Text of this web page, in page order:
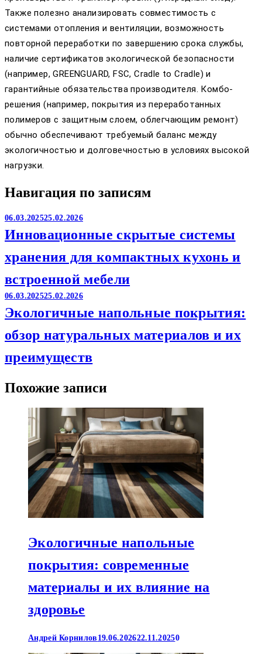
Также полезно анализировать совместимость с
системами отопления и вентиляции, возможность
повторной переработки по завершению срока службы,
наличие сертификатов экологической безопасности
(например, GREENGUARD, FSC, Cradle to Cradle) и
гарантийные обязательства производителя. Комбо-
решения (например, покрытия из переработанных
полимеров с защитным слоем, облегчающим ремонт)
обычно обеспечивают требуемый баланс между
экологичностью и долговечностью в условиях высокой
нагрузки.
Навигация по записям
06.03.202525.02.2026
Инновационные скрытые системы
хранения для компактных кухонь и
встроенной мебели
06.03.202525.02.2026
Экологичные напольные покрытия:
обзор натуральных материалов и их
преимуществ
Похожие записи
Экологичные напольные
покрытия: современные
материалы и их влияние на
здоровье
Андрей Корнилов 19.06.202622.11.20250